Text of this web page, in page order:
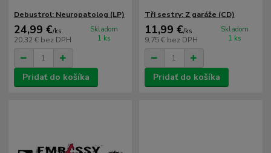
Debustrol: Neuropatolog (LP)
24,99 €/ks
20,32 € bez DPH
Skladom
1 ks
Pridať do košíka
Tři sestry: Z garáže (CD)
11,99 €/ks
9,75 € bez DPH
Skladom
1 ks
Pridať do košíka